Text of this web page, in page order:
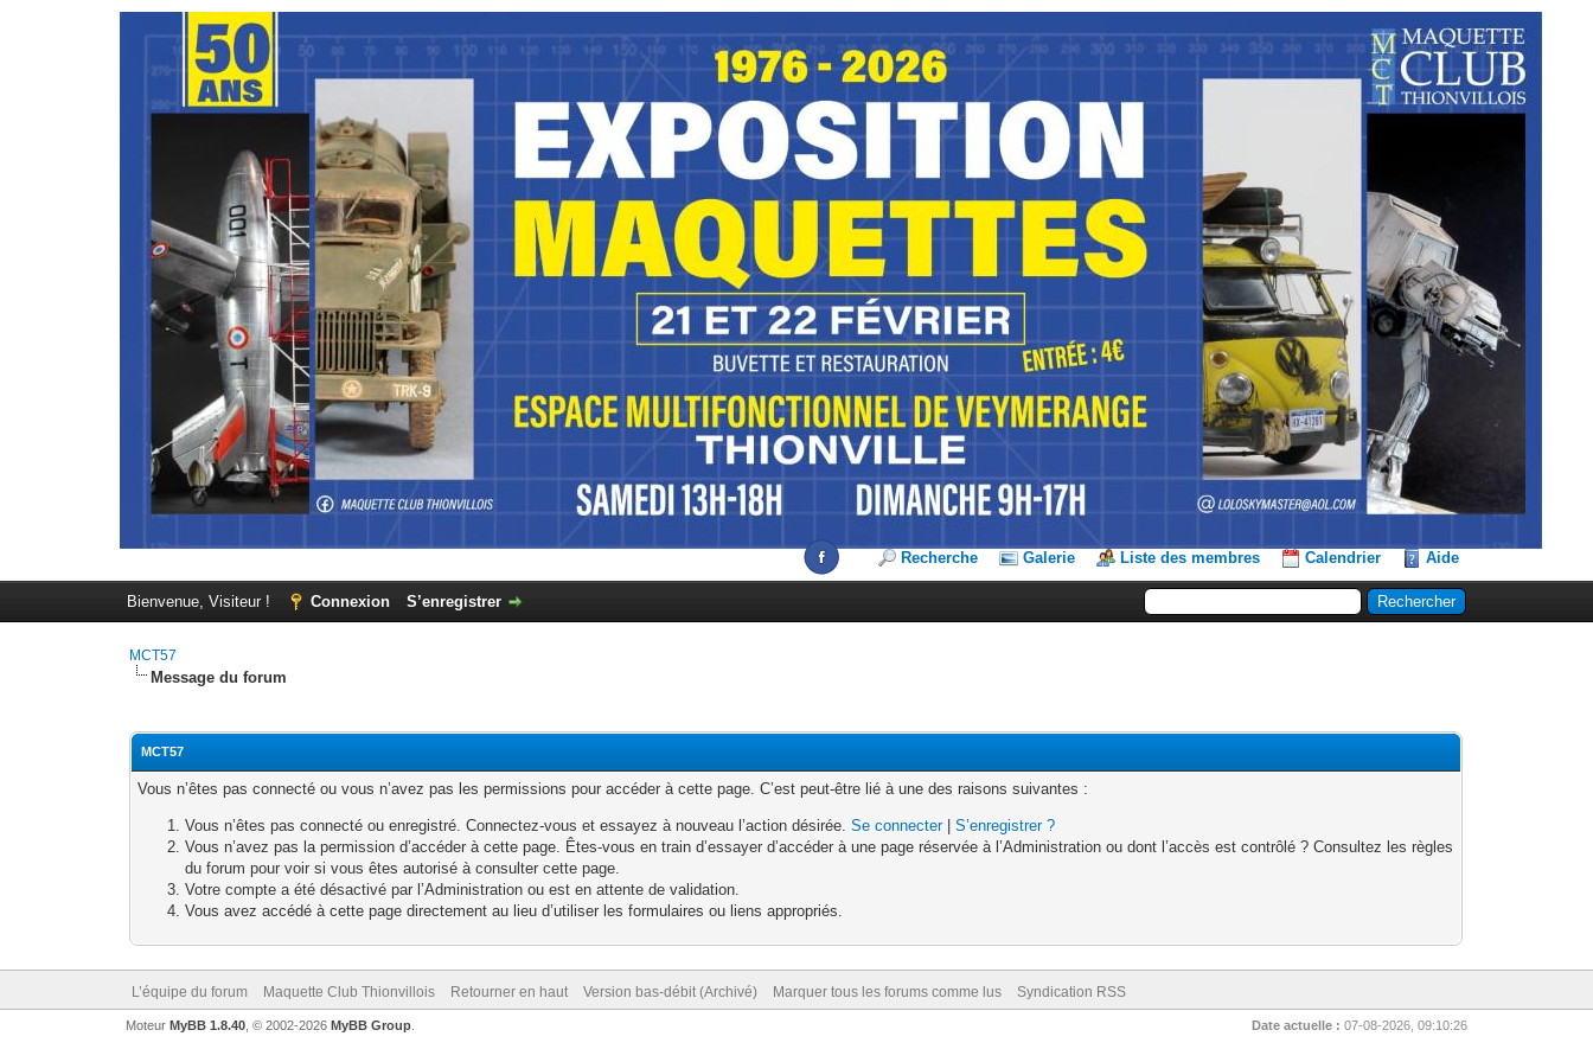
Recherche Galerie Liste des membres Calendrier Aide
Bienvenue, Visiteur ! Connexion S’enregistrer
MCT57
Message du forum
MCT57
Vous n’êtes pas connecté ou vous n’avez pas les permissions pour accéder à cette page. C’est peut-être lié à une des raisons suivantes :
Vous n’êtes pas connecté ou enregistré. Connectez-vous et essayez à nouveau l’action désirée.Se connecter|S’enregistrer ?
Vous n’avez pas la permission d’accéder à cette page. Êtes-vous en train d’essayer d’accéder à une page réservée à l’Administration ou dont l’accès est contrôlé ? Consultez les règles
du forum pour voir si vous êtes autorisé à consulter cette page.
Votre compte a été désactivé par l’Administration ou est en attente de validation.
Vous avez accédé à cette page directement au lieu d’utiliser les formulaires ou liens appropriés.
L’équipe du forum Maquette Club Thionvillois Retourner en haut Version bas-débit (Archivé) Marquer tous les forums comme lus Syndication RSS
Date actuelle : 07-08-2026, 09:10:26
Moteur MyBB 1.8.40, © 2002-2026 MyBB Group.